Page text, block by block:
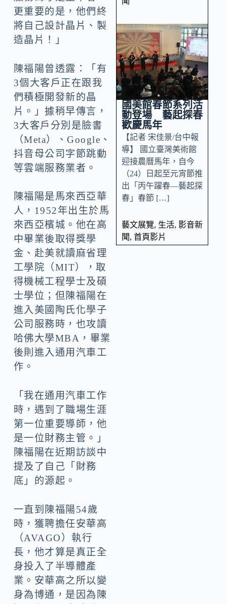
更重要的是，他們終
將自己設計晶片、製
造晶片！」
陳福陽曾透露：「有
3個大客戶正在跟我
們積極開發新的晶
片。」據稍早傳言，
3大客戶分別是臉書
（Meta）、Google、
抖音母公司字節跳動
等雲端服務業者。
陳福陽是馬來西亞華
人，1952年出生於馬
來西亞檳城。他在高
中畢業後取得獎學
金、赴美就讀麻省理
工學院（MIT），取
得機械工程學士及碩
士學位；但陳福陽在
進入美國陶氏化學子
公司服務時，也攻讀
哈佛大學MBA，畢業
後則進入通用汽車工
作。
「我在通用汽車工作
時，遇到了職場生涯
第一位重要導師，他
是一位財務主管。」
陳福陽在近期訪談中
提及了自己「財務
底」的源起。
一直到陳福陽54歲
時，獲聘擔任安華高
（AVAGO）執行
長，他才算是真正全
身投入了半導體產
業。安華高之所以變
身為博通，是因為陳
國美館春節系列活
動登場 藝起探春
歡慶馬年
【記者 宋佳景/台中報
導】 國立臺灣美術館
迎接農曆馬年，自今
（24）日起至元宵節推
出「丙午躍春—藝起探
春」春節 […]
藝文展覽, 生活, 影音新
聞, 首頁影片